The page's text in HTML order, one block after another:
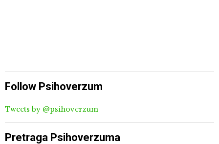
Follow Psihoverzum
Tweets by @psihoverzum
Pretraga Psihoverzuma